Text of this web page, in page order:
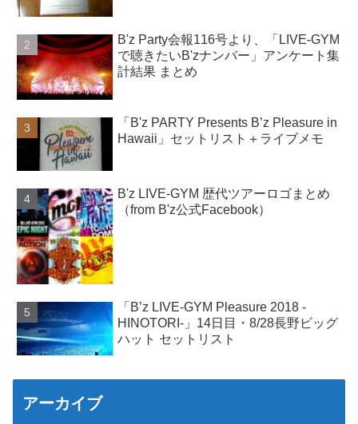
B'z Party会報116号より、「LIVE-GYM
で聴きたいB'zナンバー」アンケート集
計結果 まとめ
「B'z PARTY Presents B’z Pleasure in
Hawaii」セットリスト＋ライブメモ
B'z LIVE-GYM 歴代ツアーロゴまとめ
（from B'z公式Facebook）
「B’z LIVE-GYM Pleasure 2018 -
HINOTORI-」14日目・8/28長野ビッグ
ハット セットリスト
アーカイブ